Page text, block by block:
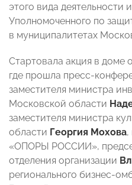
этого вида
Уполномоченного по
в муниципалитетах
Стартовала акция в доме
где прошла пресс-
заместителя министра
Московской области
заместителя министра
области Георгия Мохова,
«ОПОРЫ РОССИИ»,
отделения организации
регионального бизнес-